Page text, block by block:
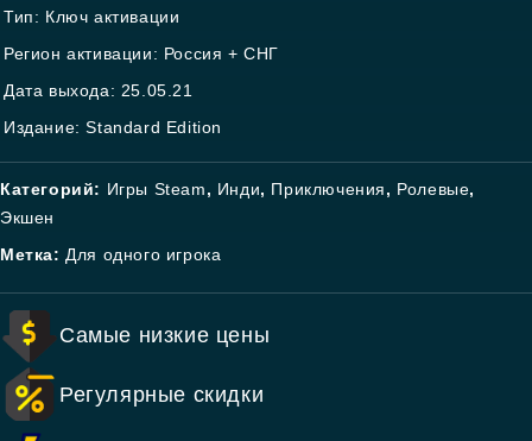
Тип: Ключ активации
Регион активации: Россия + СНГ
Дата выхода: 25.05.21
Издание: Standard Edition
Категорий: Игры Steam, Инди, Приключения, Ролевые,
Экшен
Метка: Для одного игрока
Самые низкие цены
Регулярные скидки